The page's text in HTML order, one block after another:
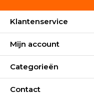
Klantenservice
Mijn account
Categorieën
Contact